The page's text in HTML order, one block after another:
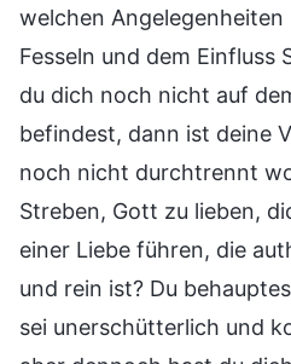
welchen
Fesseln und dem Einfluss
du dich noch nicht auf
befindest, dann ist deine
noch nicht durchtrennt
Streben, Gott zu lieben,
einer Liebe führen, die
und rein ist? Du
sei unerschütterlich und